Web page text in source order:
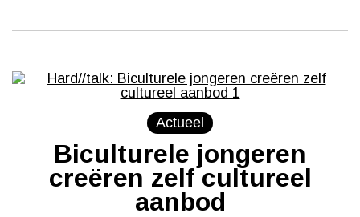
Actueel
Biculturele jongeren
creëren zelf cultureel
aanbod